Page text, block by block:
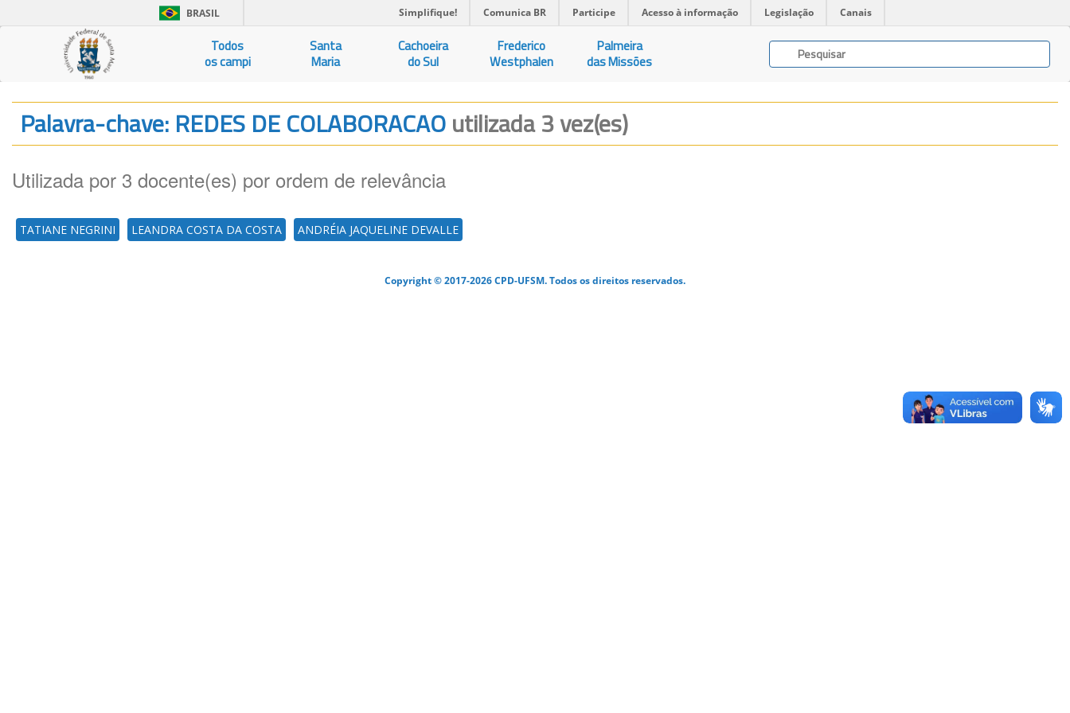
BRASIL Simplifique! Comunica BR Participe Acesso à informação Legislação Canais
Todos
os campi
Santa
Maria
Cachoeira
do Sul
Frederico
Westphalen
Palmeira
das Missões
Palavra-chave: REDES DE COLABORACAOutilizada 3 vez(es)
Utilizada por 3 docente(es) por ordem de relevância
TATIANE NEGRINI LEANDRA COSTA DA COSTA ANDRÉIA JAQUELINE DEVALLE
Copyright © 2017-2026 CPD-UFSM. Todos os direitos reservados.